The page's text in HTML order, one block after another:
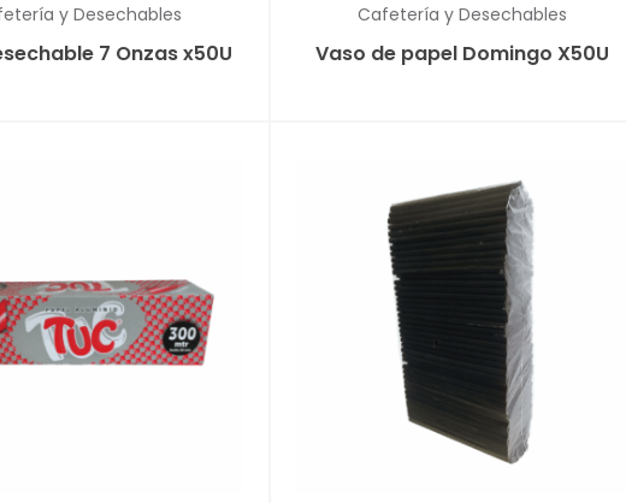
y Desechables
7 Onzas x50U
Cafetería y Desechables
Vaso de papel Domingo X50U